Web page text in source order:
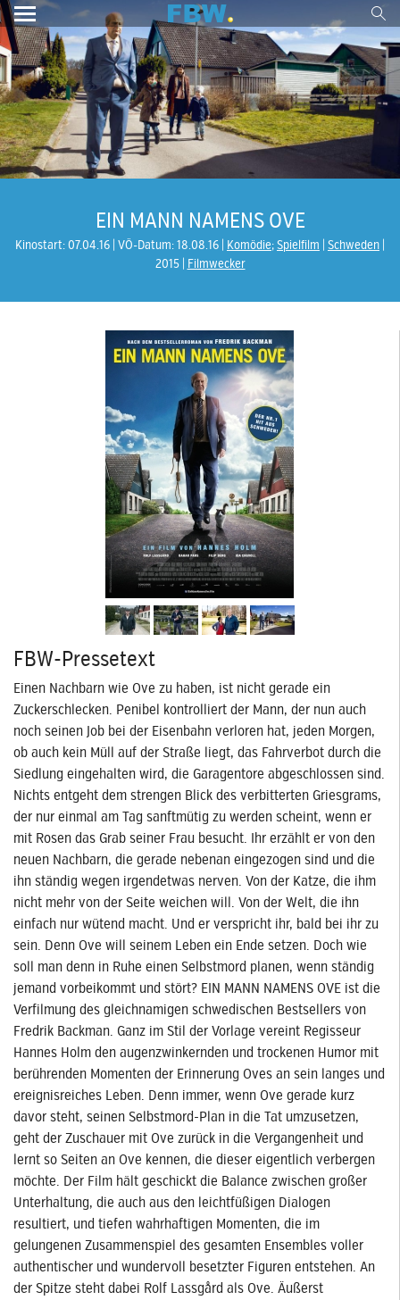
EIN MANN NAMENS OVE
Kinostart: 07.04.16 VÖ-Datum: 18.08.16 Komödie;Spielfilm Schweden
2015
Filmwecker
FBW-Pressetext
Einen Nachbarn wie Ove zu haben, ist nicht gerade ein
Zuckerschlecken. Penibel kontrolliert der Mann, der nun auch
noch seinen Job bei der Eisenbahn verloren hat, jeden Morgen,
ob auch kein Müll auf der Straße liegt, das Fahrverbot durch die
Siedlung eingehalten wird, die Garagentore abgeschlossen sind.
Nichts entgeht dem strengen Blick des verbitterten Griesgrams,
der nur einmal am Tag sanftmütig zu werden scheint, wenn er
mit Rosen das Grab seiner Frau besucht. Ihr erzählt er von den
neuen Nachbarn, die gerade nebenan eingezogen sind und die
ihn ständig wegen irgendetwas nerven. Von der Katze, die ihm
nicht mehr von der Seite weichen will. Von der Welt, die ihn
einfach nur wütend macht. Und er verspricht ihr, bald bei ihr zu
sein. Denn Ove will seinem Leben ein Ende setzen. Doch wie
soll man denn in Ruhe einen Selbstmord planen, wenn ständig
jemand vorbeikommt und stört? EIN MANN NAMENS OVE ist die
Verfilmung des gleichnamigen schwedischen Bestsellers von
Fredrik Backman. Ganz im Stil der Vorlage vereint Regisseur
Hannes Holm den augenzwinkernden und trockenen Humor mit
berührenden Momenten der Erinnerung Oves an sein langes und
ereignisreiches Leben. Denn immer, wenn Ove gerade kurz
davor steht, seinen Selbstmord-Plan in die Tat umzusetzen,
geht der Zuschauer mit Ove zurück in die Vergangenheit und
lernt so Seiten an Ove kennen, die dieser eigentlich verbergen
möchte. Der Film hält geschickt die Balance zwischen großer
Unterhaltung, die auch aus den leichtfüßigen Dialogen
resultiert, und tiefen wahrhaftigen Momenten, die im
gelungenen Zusammenspiel des gesamten Ensembles voller
authentischer und wundervoll besetzter Figuren entstehen. An
der Spitze steht dabei Rolf Lassgård als Ove. Äußerst